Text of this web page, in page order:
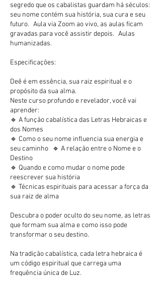
segredo que os cabalistas guardam há séculos:
seu nome contém sua história, sua cura e seu
futuro. Aula via Zoom ao vivo, as aulas ficam
gravadas para você assistir depois. Aulas
humanizadas.
Especificações:
Deê é em essência, sua raiz espiritual e o
propósito da sua alma.
Neste curso profundo e revelador, você vai
aprender:
🔹 A função cabalística das Letras Hebraicas e
dos Nomes
🔹 Como o seu nome influencia sua energia e
seu caminho 🔹 A relação entre o Nome e o
Destino
🔹 Quando e como mudar o nome pode
reescrever sua história
🔹 Técnicas espirituais para acessar a força da
sua raiz de alma
Descubra o poder oculto do seu nome, as letras
que formam sua alma e como isso pode
transformar o seu destino.
Na tradição cabalística, cada letra hebraica é
um código espiritual que carrega uma
frequência única de Luz.